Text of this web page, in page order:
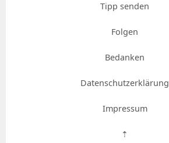
Tipp senden
Folgen
Bedanken
Datenschutzerklärung
Impressum
⇡